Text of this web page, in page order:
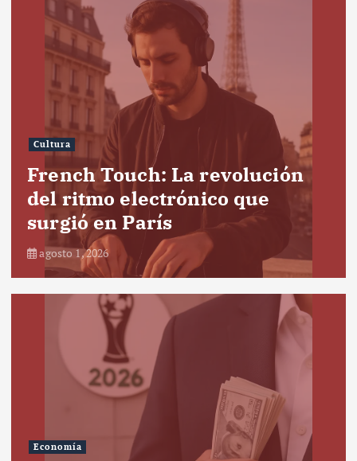
Cultura
French Touch: La revolución
del ritmo electrónico que
surgió en París
agosto 1, 2026
Economía